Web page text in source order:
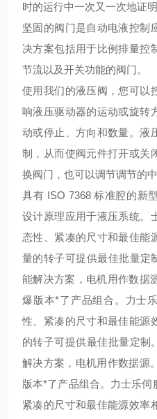
时的运行中一次又一次地证
坚固的阀门是自动电液控制
决方案包括用于比例排量控
节流以及开关功能的阀门。
使用我们的液压阀，您可以
响液压驱动器的运动或旋转
动或停止、方向和数量。液
制，从而使阀元件打开或关
换阀门，也可以调节调节的
具有 ISO 7368 标准腔的新
设计原理应用于液压系统。
态性、紧凑的尺寸和最佳能
量的转子可提供最佳批量定
能解决方案，电机用作数据
爆版本*了产品组合。 力士
性、紧凑的尺寸和最佳能源
的转子可提供最佳批量定制
解决方案，电机用作数据源
版本*了产品组合。 力士乐伺
紧凑的尺寸和最佳能源效率